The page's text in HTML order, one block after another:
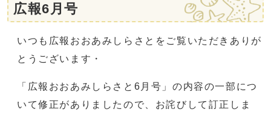
広報6月号
いつも広報おおあみしらさとをご覧いただきありが
とうございます・
「広報おおあみしらさと6月号」の内容の一部につ
いて修正がありましたので、お詫びして訂正しま